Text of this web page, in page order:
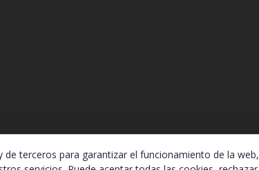
de terceros para garantizar el funcionamiento de la web,